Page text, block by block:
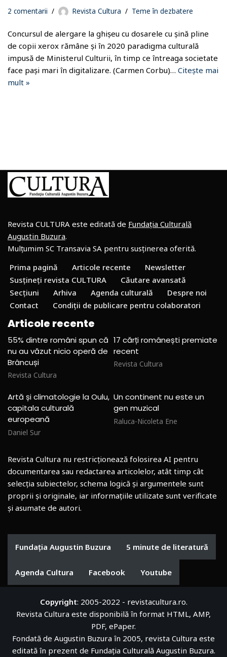
2 comentarii Revista Cultura Teme în dezbatere
Concursul de alergare la ghișeu cu dosarele cu șină pline
de copii xerox rămâne și în 2020 paradigma culturală
impusă de Ministerul Culturii, în timp ce întreaga societate
face pași mari în digitalizare. (Carmen Corbu)… Citește mai
mult »
Revista CULTURA este editată de Fundația Culturală
Augustin Buzura.
Mulțumim SC Transavia SA pentru susținerea oferită.
Prima pagină
Articole recente
Newsletter
Susțineți revista CULTURA
Căutare avansată
Secțiuni
Arhiva Agenda culturală
Despre noi
Contact
Condiții de publicare pentru colaboratori
Articole recente
55% dintre români spun că
nu au văzut nicio operă de
Brâncuși
Revista Cultura
17 cărți românești premiate
recent
Revista Cultura
Artă și climatologie la Oulu,
capitala culturală
europeană
Daniel Sur
Un continent nu este un
gen muzical
Raluca-Nicoleta Ene
Revista Cultura nu restricționează folosirea AI pentru
documentarea sau redactarea articolelor, atât timp cât
selecția subiectelor, schema logică și argumentele sunt
proprii și originale, iar informațiile utilizate sunt verificate
și asumate de autori.
Fundația Augustin Buzura 5 minute de literatură
Agenda Cultura Facebook Youtube
Copyright: 2005-2022 - revistacultura.ro.
Revista Cultura este disponibilă în format HTML, AMP,
PDF, ePaper.
Fondată de Augustin Buzura în 2005, revista Cultura este
editată în prezent de Fundația Culturală Augustin Buzura.